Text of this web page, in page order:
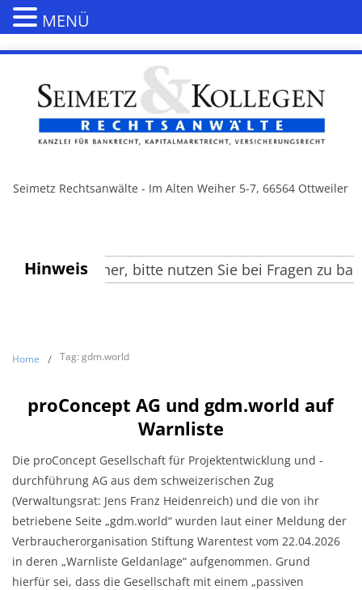
Seimetz Rechtsanwälte - Im Alten Weiher 5-7, 66564 Ottweiler
Hinweis
Besucher, bitte nutzen Sie bei Fragen zu
Home / Tag: gdm.world
proConcept AG und gdm.world auf
Warnliste
Die proConcept Gesellschaft für Projektentwicklung und -
durchführung AG aus dem schweizerischen Zug
(Verwaltungsrat: Jens Franz Heidenreich) und die von ihr
betriebene Seite „gdm.world“ wurden laut einer Meldung der
Verbraucherorganisation Stiftung Warentest vom 22.04.2026
in deren „Warnliste Geldanlage“ aufgenommen. Grund
hierfür sei, dass die Gesellschaft mit einem „passiven
MENÜ